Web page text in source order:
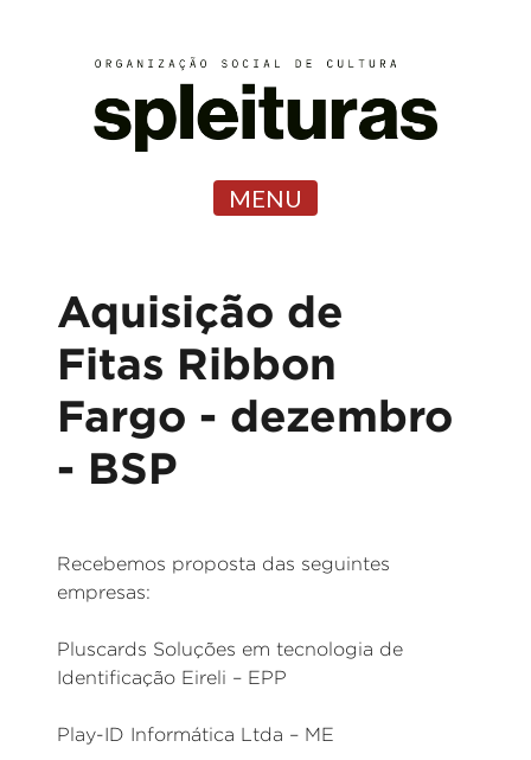
MENU
Aquisição de
Fitas Ribbon
Fargo - dezembro
- BSP
Recebemos proposta das seguintes
empresas:
Pluscards Soluções em tecnologia de
Identificação Eireli – EPP
Play-ID Informática Ltda – ME